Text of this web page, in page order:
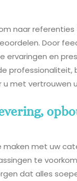
naar
Door
ervaringen en
met vertrouwen
met uw
te
dat alles